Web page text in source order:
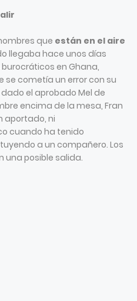
que están en el aire
llegaba hace unos días
en Ghana,
se cometía un error con su
el aprobado Mel de
encima de la mesa, Fran
aportado, ni
cuando ha tenido
a un compañero. Los
una posible salida.